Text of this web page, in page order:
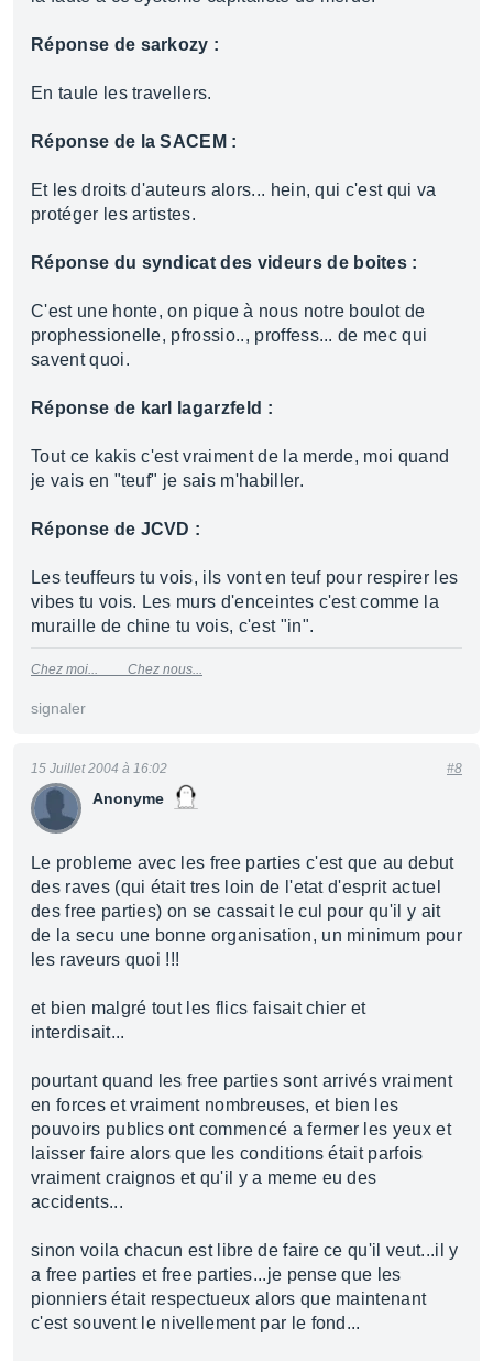
Réponse de sarkozy :
En taule les travellers.
Réponse de la SACEM :
Et les droits d'auteurs alors... hein, qui c'est qui va
protéger les artistes.
Réponse du syndicat des videurs de boites :
C'est une honte, on pique à nous notre boulot de
prophessionelle, pfrossio.., proffess... de mec qui
savent quoi.
Réponse de karl lagarzfeld :
Tout ce kakis c'est vraiment de la merde, moi quand
je vais en "teuf" je sais m'habiller.
Réponse de JCVD :
Les teuffeurs tu vois, ils vont en teuf pour respirer les
vibes tu vois. Les murs d'enceintes c'est comme la
muraille de chine tu vois, c'est "in".
Chez moi... Chez nous...
signaler
Anonyme
15 Juillet 2004 à 16:02 #8
Le probleme avec les free parties c'est que au debut
des raves (qui était tres loin de l'etat d'esprit actuel
des free parties) on se cassait le cul pour qu'il y ait
de la secu une bonne organisation, un minimum pour
les raveurs quoi !!!
et bien malgré tout les flics faisait chier et
interdisait...
pourtant quand les free parties sont arrivés vraiment
en forces et vraiment nombreuses, et bien les
pouvoirs publics ont commencé a fermer les yeux et
laisser faire alors que les conditions était parfois
vraiment craignos et qu'il y a meme eu des
accidents...
sinon voila chacun est libre de faire ce qu'il veut...il y
a free parties et free parties...je pense que les
pionniers était respectueux alors que maintenant
c'est souvent le nivellement par le fond...